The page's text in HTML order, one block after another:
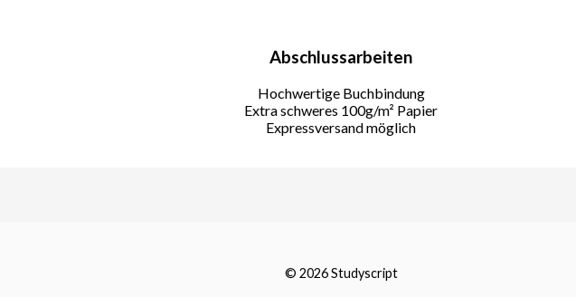
Abschlussarbeiten
Hochwertige Buchbindung
Extra schweres 100g/m² Papier
Expressversand möglich
© 2026 Studyscript